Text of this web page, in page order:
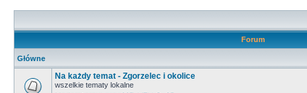
Forum
Główne
Na każdy temat - Zgorzelec i okolice
wszelkie tematy lokalne